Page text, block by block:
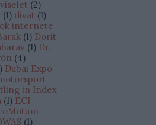
(2)
(1) divat (1)
internete
(1) Dorit
(1) Dr.
(4)
) Dubai Expo
in Index
(1) ECI
(1)